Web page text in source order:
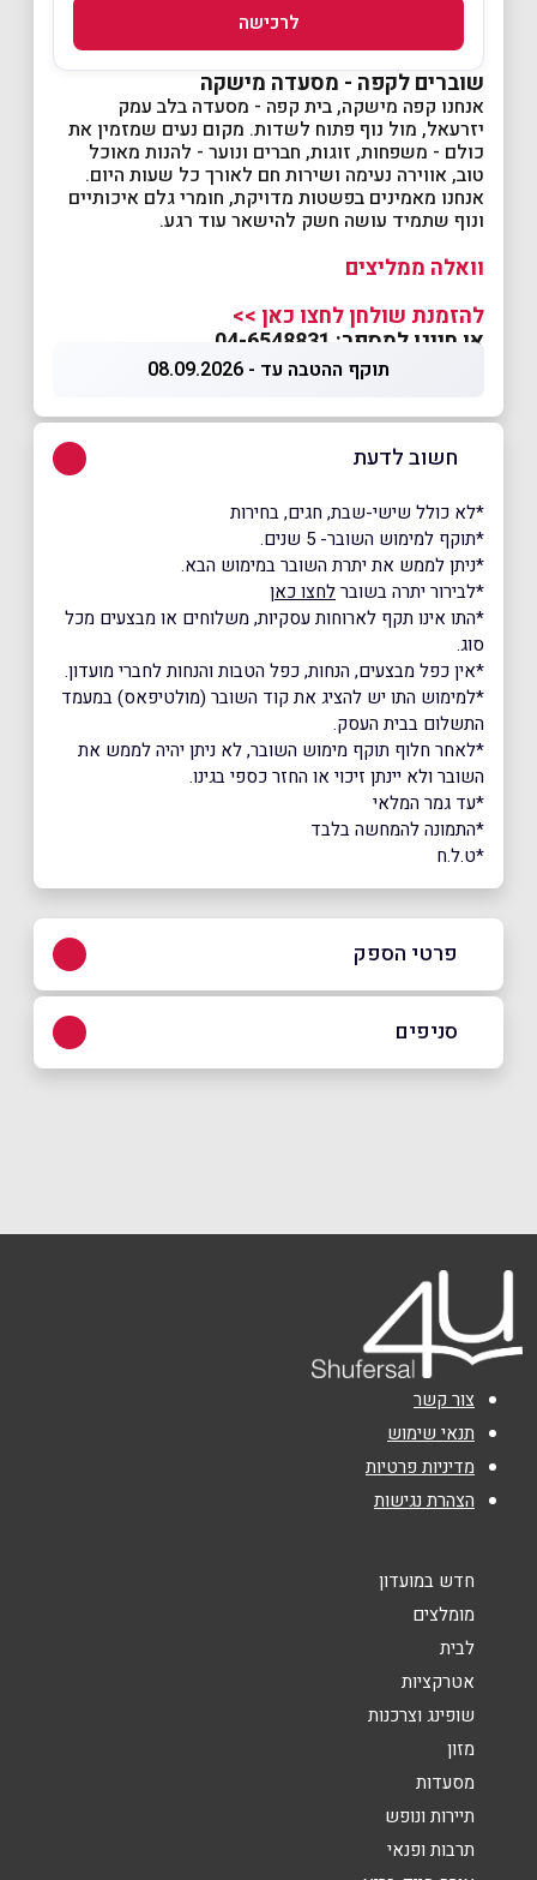
לרכישה
שוברים לקפה - מסעדה מישקה
אנחנו קפה מישקה, בית קפה - מסעדה בלב עמק
יזרעאל, מול נוף פתוח לשדות. מקום נעים שמזמין את
כולם - משפחות, זוגות, חברים ונוער - להנות מאוכל
טוב, אווירה נעימה ושירות חם לאורך כל שעות היום.
אנחנו מאמינים בפשטות מדויקת, חומרי גלם איכותיים
ונוף שתמיד עושה חשק להישאר עוד רגע.
וואלה ממליצים
להזמנת שולחן לחצו כאן >>
או חייגו למספר: 04-6548831
תוקף ההטבה עד - 08.09.2026
חשוב לדעת
*לא כולל שישי-שבת, חגים, בחירות
*תוקף למימוש השובר- 5 שנים.
*ניתן לממש את יתרת השובר במימוש הבא.
*לבירור יתרה בשוברלחצו כאן
*התו אינו תקף לארוחות עסקיות, משלוחים או מבצעים מכל
סוג.
*אין כפל מבצעים, הנחות, כפל הטבות והנחות לחברי מועדון.
*למימוש התו יש להציג את קוד השובר (מולטיפאס) במעמד
התשלום בבית העסק.
*לאחר חלוף תוקף מימוש השובר, לא ניתן יהיה לממש את
השובר ולא יינתן זיכוי או החזר כספי בגינו.
*עד גמר המלאי
*התמונה להמחשה בלבד
*ט.ל.ח
פרטי הספק
בפייסבוק באינסטגרם
טלפון
אימייל*
נושא*
אנא חזרו אלי בקשר ל...
סניפים
צור קשר
תנאי שימוש
מדיניות פרטיות
הצהרת נגישות
חדש במועדון
מומלצים
לבית
אטרקציות
שופינג וצרכנות
מזון
מסעדות
תיירות ונופש
תרבות ופנאי